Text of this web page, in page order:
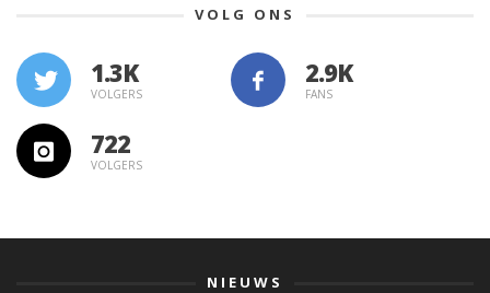
VOLG ONS
1.3K
VOLGERS FANS
722
VOLGERS
NIEUWS